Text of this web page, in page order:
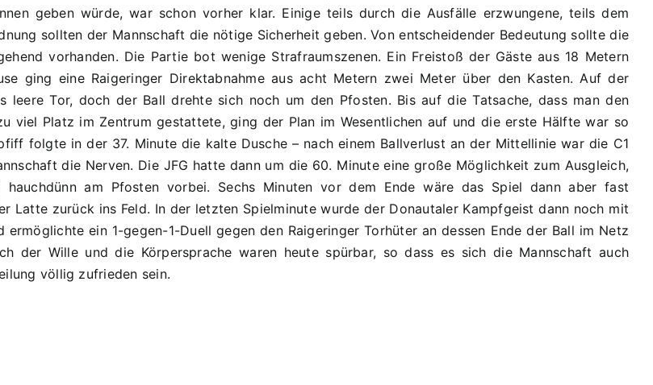
geben würde, war schon vorher klar. Einige teils durch die Ausfälle erzwungene, teils dem
sollten der Mannschaft die nötige Sicherheit geben. Von entscheidender Bedeutung sollte die
vorhanden. Die Partie bot wenige Strafraumszenen. Ein Freistoß der Gäste aus 18 Metern
ging eine Raigeringer Direktabnahme aus acht Metern zwei Meter über den Kasten. Auf der
leere Tor, doch der Ball drehte sich noch um den Pfosten. Bis auf die Tatsache, dass man den
viel Platz im Zentrum gestattete, ging der Plan im Wesentlichen auf und die erste Hälfte war so
folgte in der 37. Minute die kalte Dusche – nach einem Ballverlust an der Mittellinie war die C1
die Nerven. Die JFG hatte dann um die 60. Minute eine große Möglichkeit zum Ausgleich,
am Pfosten vorbei. Sechs Minuten vor dem Ende wäre das Spiel dann aber fast
Latte zurück ins Feld. In der letzten Spielminute wurde der Donautaler Kampfgeist dann noch mit
ein 1-gegen-1-Duell gegen den Raigeringer Torhüter an dessen Ende der Ball im Netz
der Wille und die Körpersprache waren heute spürbar, so dass es sich die Mannschaft auch
völlig zufrieden sein.